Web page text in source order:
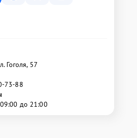
​Гоголя, 57
73-88
до 21:00